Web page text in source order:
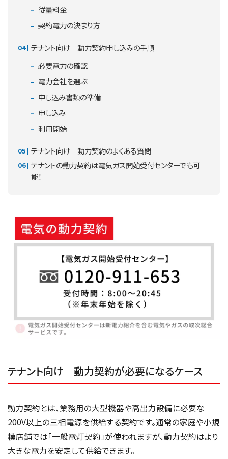
従量料金
契約電力の決まり方
テナント向け｜動力契約申し込みの手順
必要電力の確認
電力会社を選ぶ
申し込み書類の準備
申し込み
利用開始
テナント向け｜動力契約のよくある質問
テナントの動力契約は電気ガス開始受付センターでも可
能！
テナント向け｜動力契約が必要になるケース
動力契約とは、業務用の大型機器や高出力設備に必要な
200V以上の三相電源を供給する契約です。通常の家庭や小規
模店舗では「一般電灯契約」が使われますが、動力契約はより
大きな電力を安定して供給できます。